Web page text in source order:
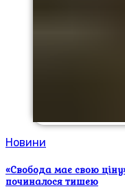
Новини
«Свобода має свою
починалося тишею